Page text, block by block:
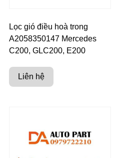
Lọc gió điều hoà trong
A2058350147 Mercedes
C200, GLC200, E200
Liên hệ